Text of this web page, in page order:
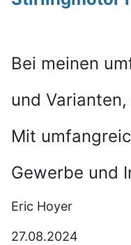
Bei meinen
und Varianten,
Mit
Gewerbe und
Eric Hoyer
27.08.2024